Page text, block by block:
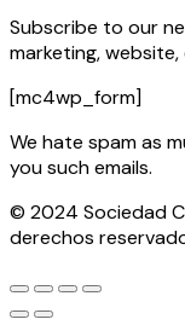
Subscribe to our
marketing,
[mc4wp_form]
We hate spam as
you such emails.
© 2024 Sociedad
derechos